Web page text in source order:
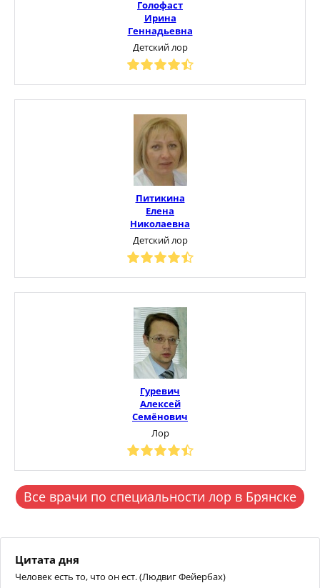
Голофаст
Ирина
Геннадьевна
Детский лор
Питикина
Елена
Николаевна
Детский лор
Гуревич
Алексей
Семёнович
Лор
Все врачи по специальности лор в Брянске
Цитата дня
Человек есть то, что он ест. (Людвиг Фейербах)